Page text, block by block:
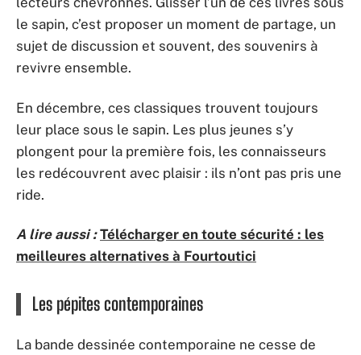
le sapin, c’est proposer un moment de partage, un
sujet de discussion et souvent, des souvenirs à
revivre ensemble.
En décembre, ces classiques trouvent toujours
leur place sous le sapin. Les plus jeunes s’y
plongent pour la première fois, les connaisseurs
les redécouvrent avec plaisir : ils n’ont pas pris une
ride.
A lire aussi : Télécharger en toute sécurité : les
meilleures alternatives à Fourtoutici
Les pépites contemporaines
La bande dessinée contemporaine ne cesse de